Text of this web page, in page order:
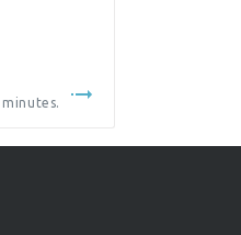
minutes.